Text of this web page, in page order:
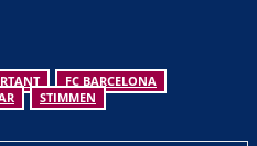
FC BARCELONA
STIMMEN